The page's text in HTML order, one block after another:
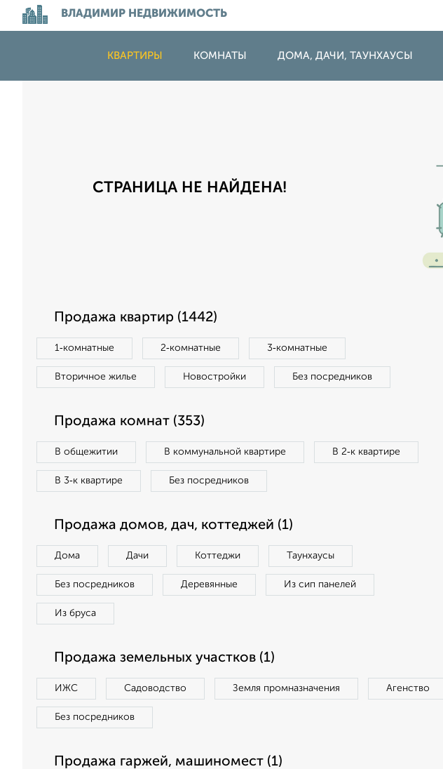
ВЛАДИМИР НЕДВИЖИМОСТЬ
КВАРТИРЫ КОМНАТЫ ДОМА, ДАЧИ, ТАУНХАУСЫ
СТРАНИЦА НЕ НАЙДЕНА!
Продажа квартир (1442)
1‑комнатные 2‑комнатные 3‑комнатные
Вторичное жилье Новостройки Без посредников
Продажа комнат (353)
В общежитии В коммунальной квартире В 2‑к квартире
В 3‑к квартире Без посредников
Продажа домов, дач, коттеджей (1)
Дома Дачи Коттеджи Таунхаусы
Без посредников Деревянные Из сип панелей
Из бруса
Продажа земельных участков (1)
ИЖС Садоводство Земля промназначения Агенство
Без посредников
Продажа гаржей, машиномест (1)